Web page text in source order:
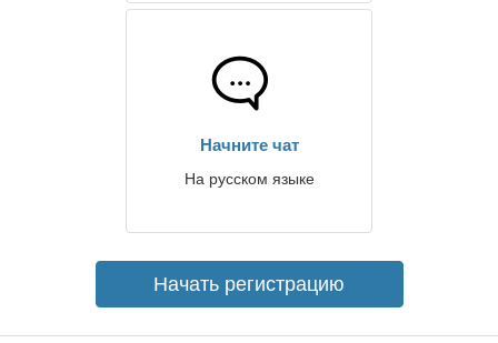
Начните чат
На русском языке
Начать регистрацию